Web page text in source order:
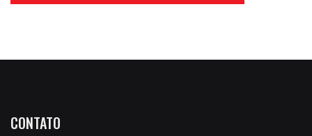
CONTATO